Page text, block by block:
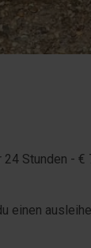
Stunden -
einen